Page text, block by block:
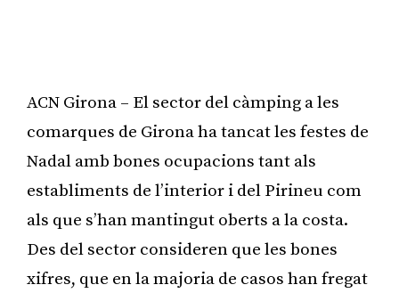
ACN Girona – El sector del càmping a les
comarques de Girona ha tancat les festes de
Nadal amb bones ocupacions tant als
establiments de l’interior i del Pirineu com
als que s’han mantingut oberts a la costa.
Des del sector consideren que les bones
xifres, que en la majoria de casos han fregat